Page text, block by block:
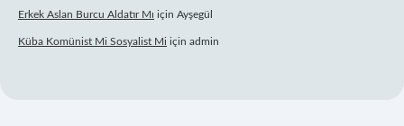
Erkek Aslan Burcu Aldatır Mı için Ayşegül
Küba Komünist Mi Sosyalist Mi için admin